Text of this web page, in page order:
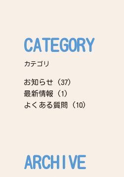
CATEGORY
カテゴリ
お知らせ (37)
最新情報 (1)
よくある質問
(10)
ARCHIVE